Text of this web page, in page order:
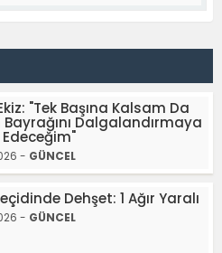
"Tek Başına Kalsam Da
Bayrağını Dalgalandırmaya
- GÜNCEL
Dehşet: 1 Ağır Yaralı
- GÜNCEL